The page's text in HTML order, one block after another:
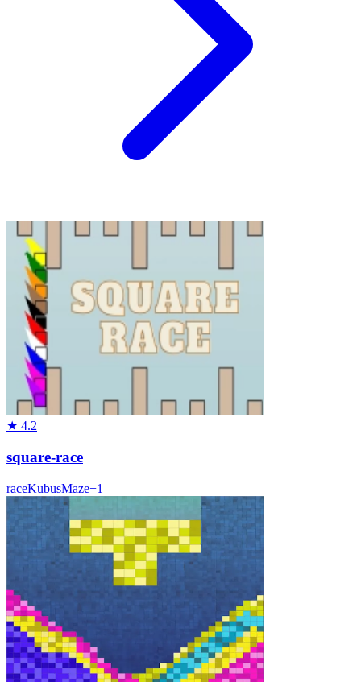
★ 4.2
square-race
raceKubusMaze+1